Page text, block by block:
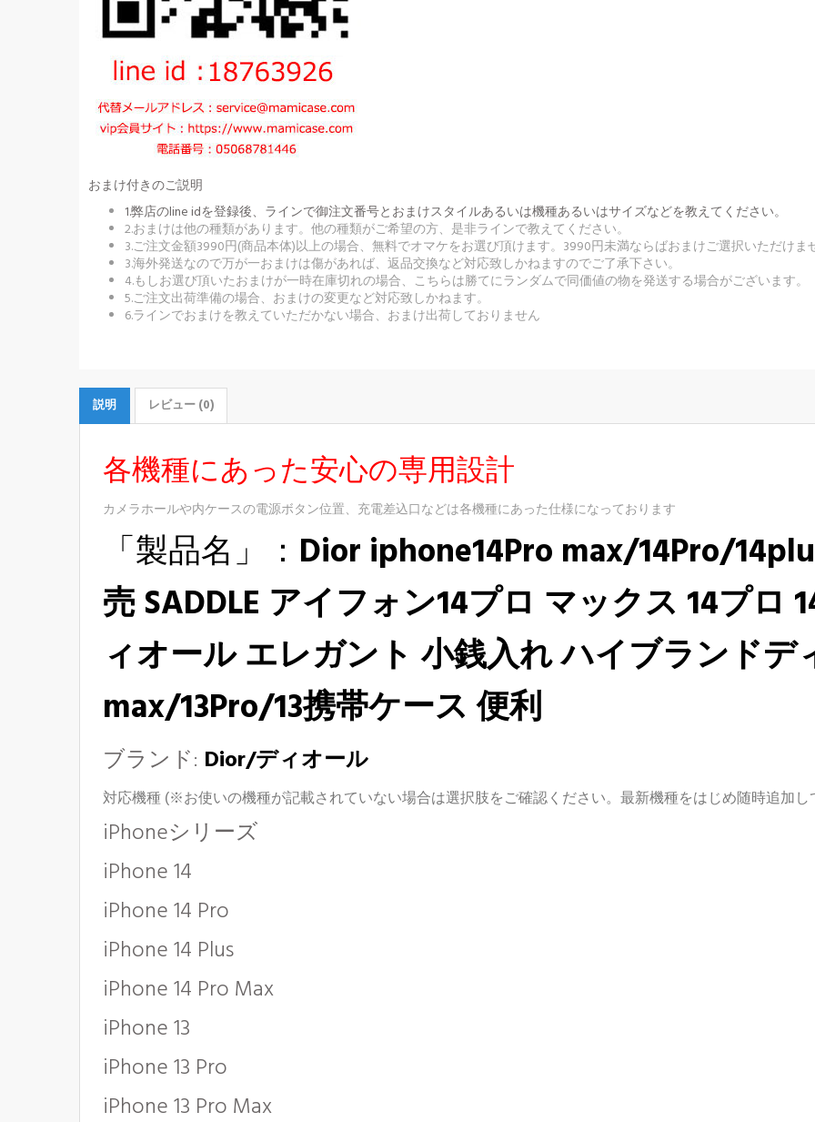
おまけ付きのご説明
1.弊店のline idを登録後、ラインで御注文番号とおまけスタイルあるいは機種あるいはサイズなどを教えてください。
2.おまけは他の種類があります。他の種類がご希望の方、是非ラインで教えてください。
3.ご注文金額3990円(商品本体)以上の場合、無料でオマケをお選び頂けます。3990円未満ならばおまけご選択いただけま
3.海外発送なので万が一おまけは傷があれば、返品交換など対応致しかねますのでご了承下さい。
4.もしお選び頂いたおまけが一時在庫切れの場合、こちらは勝てにランダムで同価値の物を発送する場合がございます。
5.ご注文出荷準備の場合、おまけの変更など対応致しかねます。
6.ラインでおまけを教えていただかない場合、おまけ出荷しておりません
説明 レビュー (0)
各機種にあった安心の専用設計
カメラホールや内ケースの電源ボタン位置、充電差込口などは各機種にあった仕様になっております
「製品名」： Dior iphone14Pro max/14Pro/
売SADDLE アイフォン14プロ マックス 14プロ
ィオール エレガント 小銭入れ ハイブランドデ
max/13Pro/13携帯ケース 便利
ブランド: Dior/ディオール
対応機種 (※お使いの機種が記載されていない場合は選択肢をご確認ください。最新機種をはじめ随時追加し
iPhoneシリーズ
iPhone 14
iPhone 14 Pro
iPhone 14 Plus
iPhone 14 Pro Max
iPhone 13
iPhone 13 Pro
iPhone 13 Pro Max